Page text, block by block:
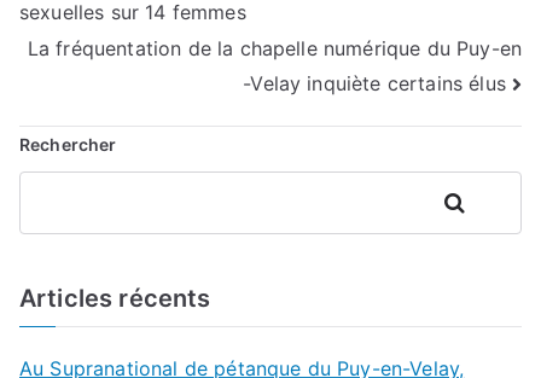
de
sexuelles sur 14 femmes
La fréquentation de la chapelle numérique du Puy-en
-Velay inquiète certains élus
Rechercher
Rechercher
Articles récents
Au Supranational de pétanque du Puy-en-Velay,